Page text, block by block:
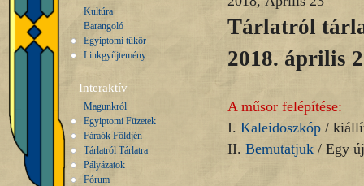
Kultúra
Barangoló
Egyiptomi tükör
Linkgyűjtemény
Interaktív
Magunkról
Egyiptomi Füzetek
Fáraók Földjén
Tárlatról Tárlatra
Pályázatok
Fórum
Tárlatról
2018. április
A műsor felépítése:
I. Kaleidoszkóp /
II. Bemutatjuk / Egy